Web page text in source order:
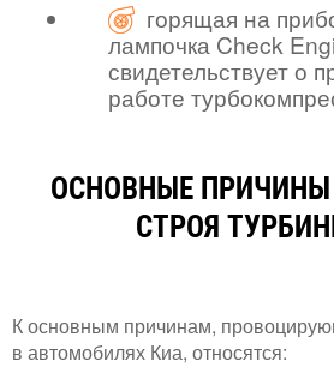
горящая на
лампочка Check
свидетельствует о
работе
ОСНОВНЫЕ
СТРОЯ
К основным причинам,
в автомобилях Киа, относятся: